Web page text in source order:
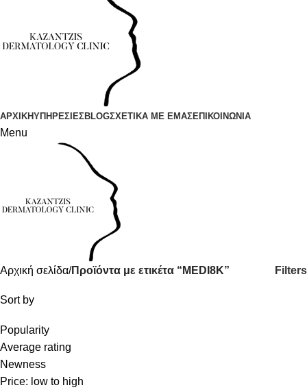
ΑΡΧΙΚΗΥΠΗΡΕΣΙΕΣBLOGΣΧΕΤΙΚΑ ΜΕ ΕΜΑΣΕΠΙΚΟΙΝΩΝΙΑ
Menu
Αρχική σελίδα Προϊόντα με ετικέτα “MEDI8K” Filters
Sort by
Popularity
Average rating
Newness
Price: low to high